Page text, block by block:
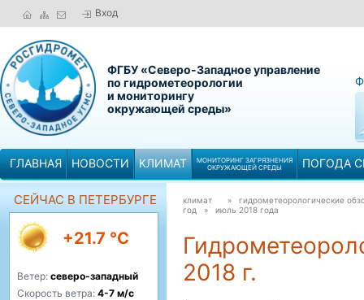
Вход
ФГБУ «Северо-Западное управление
по гидрометеорологии
и мониторингу
окружающей среды»
ГЛАВНАЯ НОВОСТИ КЛИМАТ
МОНИТОРИНГ ЗАГРЯЗНЕНИЯ
ОКРУЖАЮЩЕЙ СРЕДЫ
ПОГОДА
СЕЙЧАС В ПЕТЕРБУРГЕ
+21.7 °C
Ветер: северо-западный
Скорость ветра: 4-7 м/с
климат
» гидрометеорологические
год » июль 2018 года
2018 г.